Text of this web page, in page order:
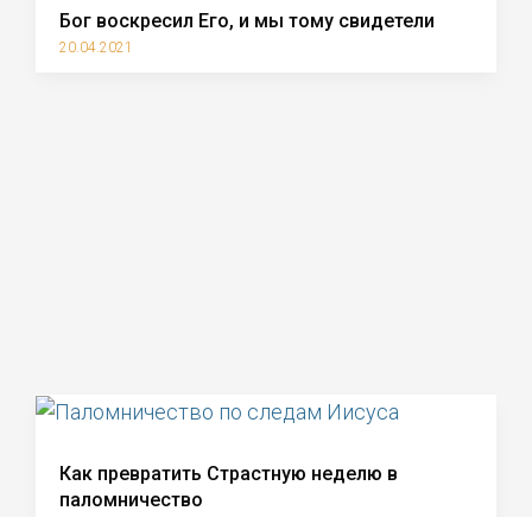
Бог воскресил Его, и мы тому свидетели
20.04.2021
Как превратить Страстную неделю в
паломничество